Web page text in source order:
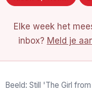
Elke week het
inbox? Meld je
Beeld: Still 'The Girl